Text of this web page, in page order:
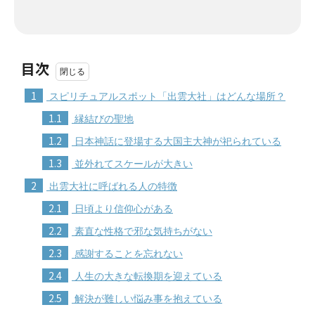
目次
1 スピリチュアルスポット「出雲大社」はどんな場所？
1.1 縁結びの聖地
1.2 日本神話に登場する大国主大神が祀られている
1.3 並外れてスケールが大きい
2 出雲大社に呼ばれる人の特徴
2.1 日頃より信仰心がある
2.2 素直な性格で邪な気持ちがない
2.3 感謝することを忘れない
2.4 人生の大きな転換期を迎えている
2.5 解決が難しい悩み事を抱えている